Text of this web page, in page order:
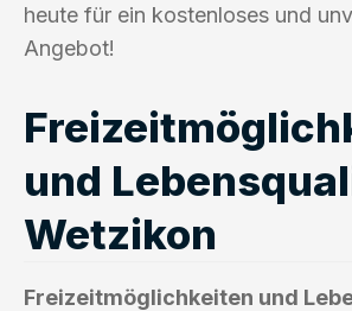
heute für ein kostenloses und
Angebot!
und
Wetzikon
Freizeitmöglichkeiten und